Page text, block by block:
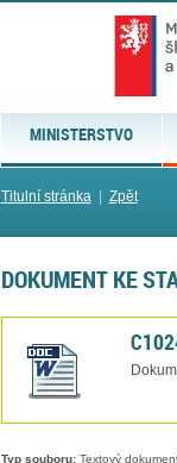
MINISTERSTVO
Titulní stránka| Zpět
DOKUMENT KE
Typ souboru:Textový